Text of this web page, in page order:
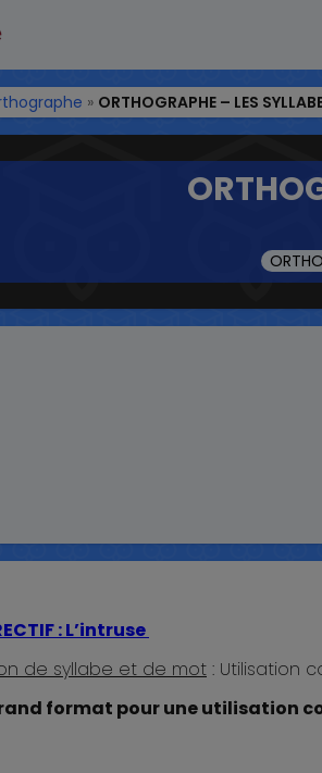
» ORTHOGRAPHE – LES
: L’intruse
de syllabe et de mot : Utilisation
format pour une utilisation